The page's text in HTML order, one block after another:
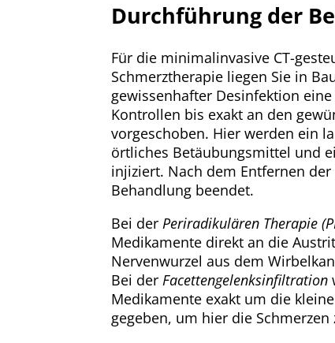
Durchführung der
Für die minimalinvasive CT-
Schmerztherapie liegen Sie in
gewissenhafter Desinfektion
Kontrollen bis exakt an den
vorgeschoben. Hier werden ein
örtliches Betäubungsmittel und
injiziert. Nach dem Entfernen
Behandlung beendet.
Bei der Periradikulären Therapie
Medikamente direkt an die
Nervenwurzel aus dem
Bei der Facettengelenksinfiltration
Medikamente exakt um die
gegeben, um hier die